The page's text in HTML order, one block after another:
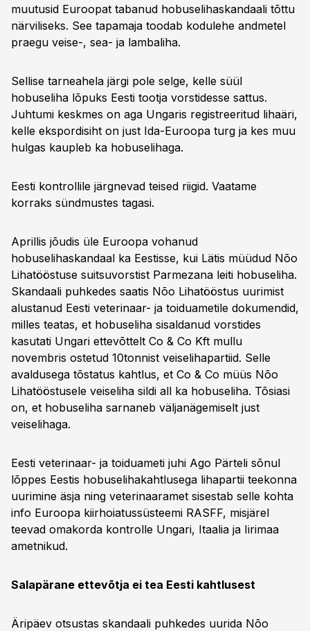
muutusid Euroopat tabanud hobuselihaskandaali tõttu
närviliseks. See tapamaja toodab kodulehe andmetel
praegu veise-, sea- ja lambaliha.
Sellise tarneahela järgi pole selge, kelle süül
hobuseliha lõpuks Eesti tootja vorstidesse sattus.
Juhtumi keskmes on aga Ungaris registreeritud lihaäri,
kelle ekspordisiht on just Ida-Euroopa turg ja kes muu
hulgas kaupleb ka hobuselihaga.
Eesti kontrollile järgnevad teised riigid. Vaatame
korraks sündmustes tagasi.
Aprillis jõudis üle Euroopa vohanud
hobuselihaskandaal ka Eestisse, kui Lätis müüdud Nõo
Lihatööstuse suitsuvorstist Parmezana leiti hobuseliha.
Skandaali puhkedes saatis Nõo Lihatööstus uurimist
alustanud Eesti veterinaar- ja toiduametile dokumendid,
milles teatas, et hobuseliha sisaldanud vorstides
kasutati Ungari ettevõttelt Co & Co Kft mullu
novembris ostetud 10tonnist veiselihapartiid. Selle
avaldusega tõstatus kahtlus, et Co & Co müüs Nõo
Lihatööstusele veiseliha sildi all ka hobuseliha. Tõsiasi
on, et hobuseliha sarnaneb välja­nägemiselt just
veiselihaga.
Eesti veterinaar- ja toiduameti juhi Ago Pärteli sõnul
lõppes Eestis hobuselihakahtlusega lihapartii teekonna
uurimine äsja ning veterinaaramet sisestab selle kohta
info Euroopa kiirhoiatussüsteemi RASFF, misjärel
teevad omakorda kontrolle Ungari, Itaalia ja Iirimaa
ametnikud.
Salapärane ettevõtja ei tea Eesti kahtlusest
Äripäev otsustas skandaali puhkedes uurida Nõo